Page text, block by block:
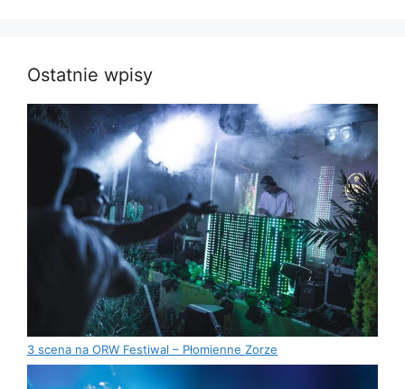
Ostatnie wpisy
3 scena na ORW Festiwal – Płomienne Zorze